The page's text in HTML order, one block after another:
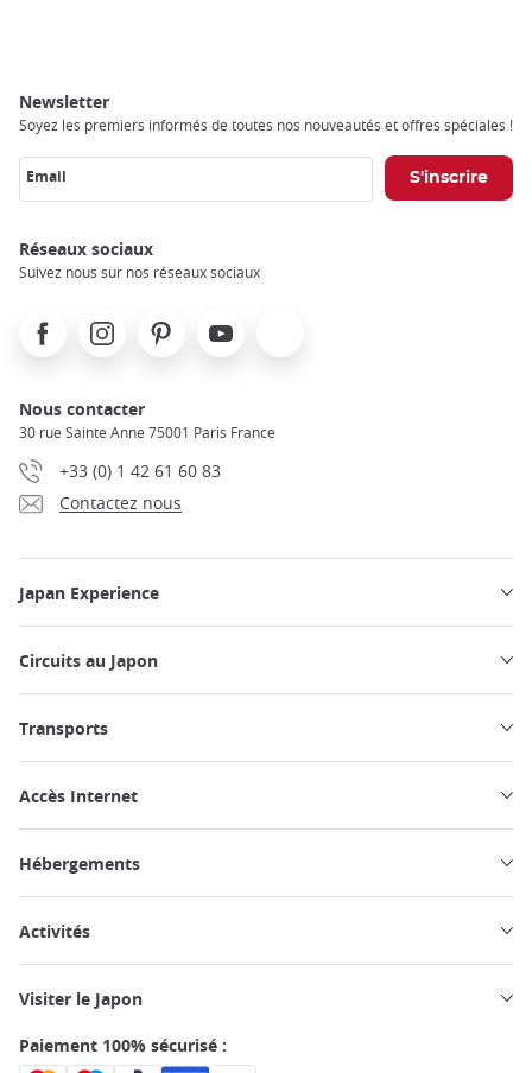
Newsletter
Soyez les premiers informés de toutes nos nouveautés et offres spéciales !
Email
Réseaux sociaux
Suivez nous sur nos réseaux sociaux
FacebookInstagramPinterest Youtube
Nous contacter
30 rue Sainte Anne 75001 Paris France
+33 (0) 1 42 61 60 83
Contactez nous
Japan Experience
Circuits au Japon
Transports
Accès Internet
Hébergements
Activités
Visiter le Japon
Paiement 100% sécurisé :